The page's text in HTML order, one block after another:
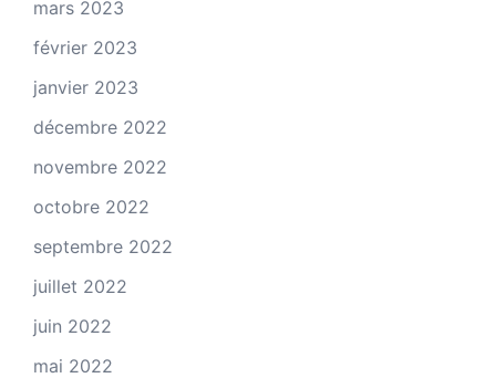
mars 2023
février 2023
janvier 2023
décembre 2022
novembre 2022
octobre 2022
septembre 2022
juillet 2022
juin 2022
mai 2022